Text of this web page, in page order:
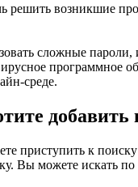
решить возникшие
сложные
программное
среде.
добавить
приступить к
Вы можете искать